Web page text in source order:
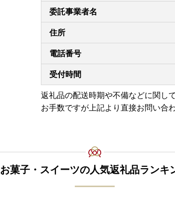
委託事業者名
住所
電話番号
受付時間
返礼品の配送時期や不備などに関し
お手数ですが上記より直接お問い合
お菓子・スイーツの人気返礼品ランキ